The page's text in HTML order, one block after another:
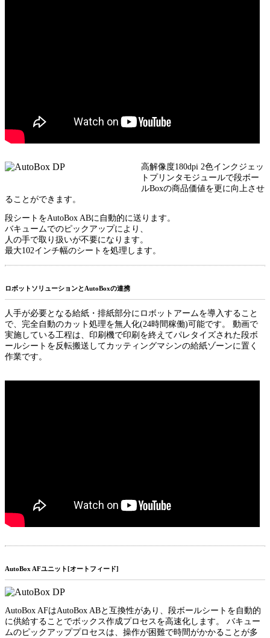
高解像度180dpi 2色インクジェッ
トプリンタモジュールで段ボー
ルBoxの商品価値を更に向上させ
ることができます。
段シートをAutoBox ABに自動的に送ります。
バキュームでのピックアップにより、
人の手で取り扱いが不要になります。
最大102インチ幅のシートを処理します。
ロボットソリューションとAutoBoxの連携
人手が必要となる給紙・排紙部分にロボットアームを導入すること
で、完全自動のカット処理を無人化(24時間稼働)可能です。 動画で
実施している工程は、印刷機で印刷を終えてパレタイズされた段ボ
ールシートを反転搬送してカッティングマシンの給紙ゾーンに置く
作業です。
AutoBox AFユニット[オートフィード]
AutoBox AFはAutoBox ABと互換性があり、段ボールシートを自動的
に供給することでボックス作成プロセスを高速化します。 バキュー
ムのピックアッププロセスは、操作が困難で時間がかかることが多